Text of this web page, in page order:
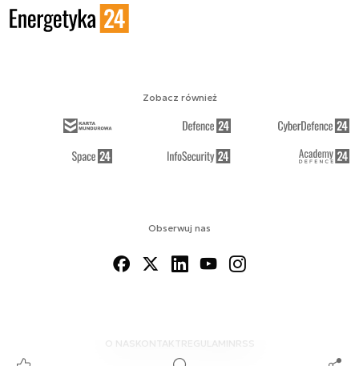
Obserwuj nas
O NAS KONTAKTREGULAMINRSS
Zobacz również